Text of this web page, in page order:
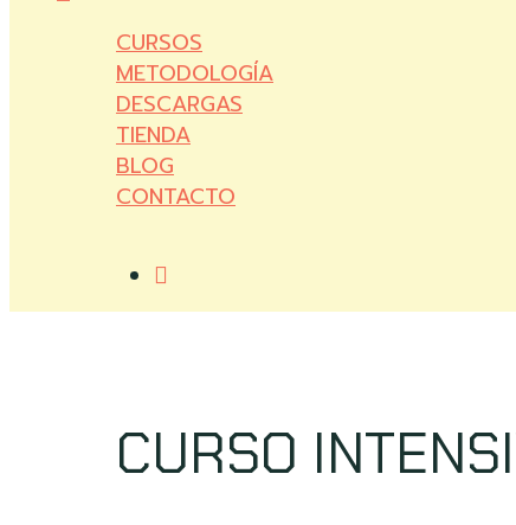
CURSOS
METODOLOGÍA
DESCARGAS
TIENDA
BLOG
CONTACTO
CURSO